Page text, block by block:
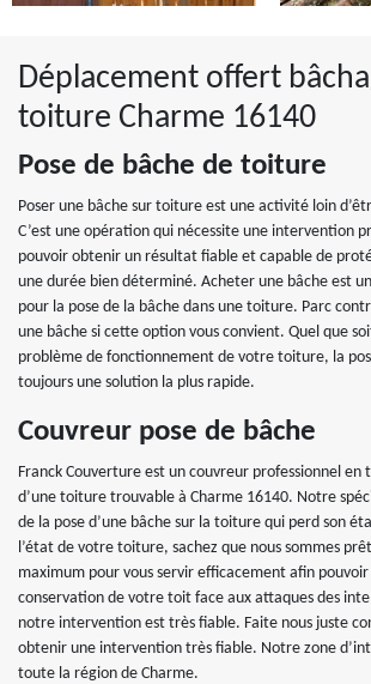
Déplacement offert
toiture Charme 16140
Pose de bâche de toiture
Poser une bâche sur toiture est une activité loin
C’est une opération qui nécessite une intervention
pouvoir obtenir un résultat fiable et capable de
une durée bien déterminé. Acheter une bâche est
pour la pose de la bâche dans une toiture. Parc
une bâche si cette option vous convient. Quel que
problème de fonctionnement de votre toiture, la
toujours une solution la plus rapide.
Couvreur pose de bâche
Franck Couverture est un couvreur professionnel
d’une toiture trouvable à Charme 16140. Notre
de la pose d’une bâche sur la toiture qui perd son
l’état de votre toiture, sachez que nous sommes
maximum pour vous servir efficacement afin
conservation de votre toit face aux attaques des
notre intervention est très fiable. Faite nous juste
obtenir une intervention très fiable. Notre zone
toute la région de Charme.